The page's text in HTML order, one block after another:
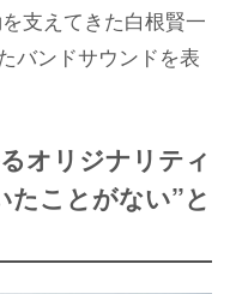
支えてきた白根賢一
バンドサウンドを表
オリジナリティ
たことがない”と